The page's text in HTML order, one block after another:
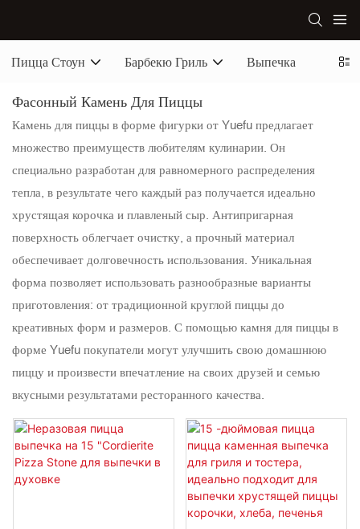
Пицца Стоун Барбекю Гриль Выпечка
Фасонный Камень Для Пиццы
Камень для пиццы в форме фигурки от Yuefu предлагает
множество преимуществ любителям кулинарии. Он
специально разработан для равномерного распределения
тепла, в результате чего каждый раз получается идеально
хрустящая корочка и плавленый сыр. Антипригарная
поверхность облегчает очистку, а прочный материал
обеспечивает долговечность использования. Уникальная
форма позволяет использовать разнообразные варианты
приготовления: от традиционной круглой пиццы до
креативных форм и размеров. С помощью камня для пиццы в
форме Yuefu покупатели могут улучшить свою домашнюю
пиццу и произвести впечатление на своих друзей и семью
вкусными результатами ресторанного качества.